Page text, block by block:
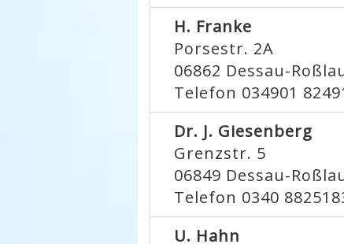
H. Franke
Porsestr. 2A
06862 Dessau-
Telefon 034901
Dr. J. Giesenberg
Grenzstr. 5
06849 Dessau-
Telefon 0340
U. Hahn